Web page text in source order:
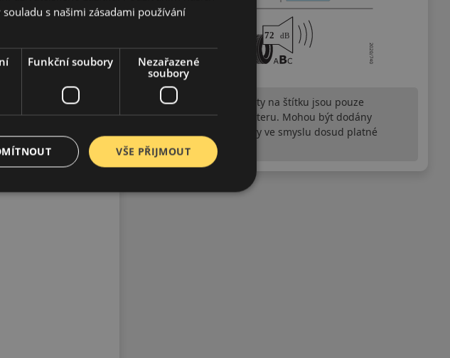
Upozornění! Hodnoty na štítku jsou pouze
informativního charakteru. Mohou být dodány
pneumatiky is EU štítky ve smyslu dosud platné
(předchozí) legislativy.
s našimi zásadami používání
Funkční soubory
Nezařazené
soubory
VŠE PŘIJMOUT